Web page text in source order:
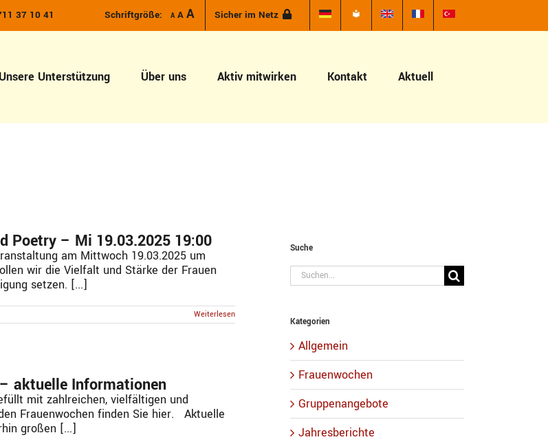
37 10 41 Schriftgröße: ADecrease font size.
A Reset font size.
AIncrease font size.Sicher im Netz
Unsere Unterstützung Über uns Aktiv mitwirken Kontakt Aktuell
Poetry – Mi 19.03.2025 19:00
am Mittwoch 19.03.2025 um
wir die Vielfalt und Stärke der Frauen
setzen. [...]
Weiterlesen
aktuelle Informationen
mit zahlreichen, vielfältigen und
Frauenwochen finden Sie hier. Aktuelle
großen [...]
Suche
Suche
nach:
Kategorien
Allgemein
Frauenwochen
Gruppenangebote
Jahresberichte